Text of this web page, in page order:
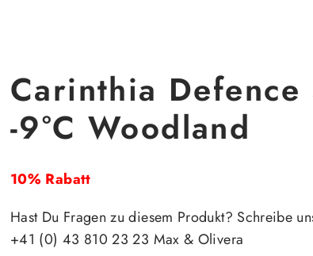
Carinthia Defence
-9°C Woodland
10% Rabatt
Hast Du Fragen zu diesem Produkt? Schreibe
+41 (0) 43 810 23 23 Max & Olivera